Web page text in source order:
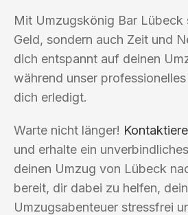
Mit Umzugskönig Bar Lübeck
Geld, sondern auch Zeit und
dich entspannt auf deinen
während unser
dich erledigt.
Warte nicht länger!
und erhalte ein
deinen Umzug von Lübeck
bereit, dir dabei zu helfen, dein
Umzugsabenteuer stressfrei